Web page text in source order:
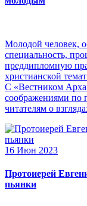
Молодой человек,
специальность,
преддипломную
христианской
С «Вестником
соображениями по
читателям о
16 Июн 2023
Протоиерей
пьянки